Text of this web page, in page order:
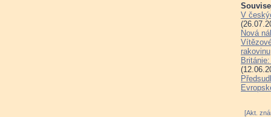
V
Nová
rakovinu
[Akt.